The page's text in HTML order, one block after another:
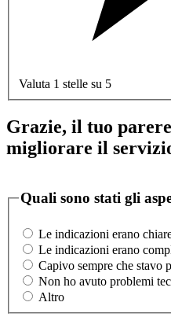
Valuta 1 stelle su 5
Grazie, il tuo
migliorare il
Quali sono stati gli
Le indicazioni erano
Le indicazioni erano
Capivo sempre che stavo
Non ho avuto problemi
Altro